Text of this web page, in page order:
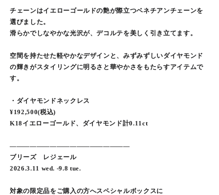
チェーンはイエローゴールドの艶が際立つベネチアンチェーンを
選びました。
滑らかでしなやかな光沢が、デコルテを美しく引き立てます。
空間を持たせた軽やかなデザインと、みずみずしいダイヤモンド
の輝きがスタイリングに明るさと華やかさをもたらすアイテムで
す。
・ダイヤモンドネックレス
¥192,500(税込)
K18イエローゴールド、ダイヤモンド計0.11ct
――――――――――――――――――
ブリーズ レジェール
2026.3.11 wed. -9.8 tue.
対象の限定品をご購入の方へスペシャルボックスに